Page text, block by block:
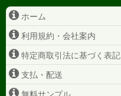
ホーム
利用規約・会社案内
特定商取引法に基づく表記
支払・配送